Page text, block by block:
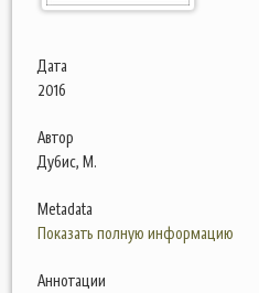
Дата
2016
Автор
Дубис, М.
Metadata
Показать полную информацию
Аннотации